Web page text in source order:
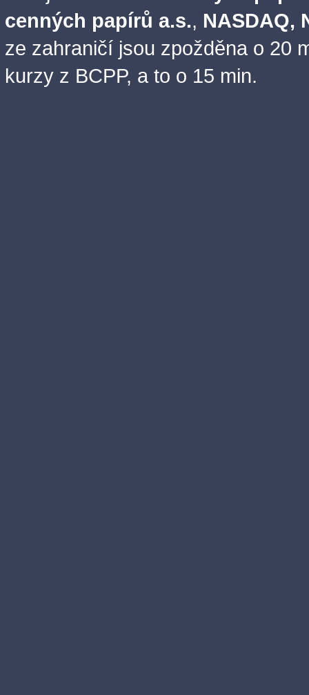
cenných papírů a.s., NASDAQ,
ze zahraničí jsou zpožděna o 20
kurzy z BCPP, a to o 15 min.